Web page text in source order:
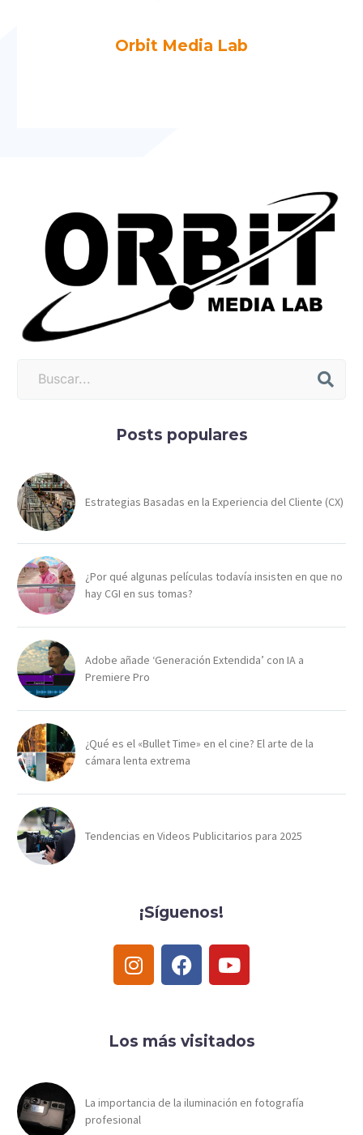
Orbit Media Lab
Posts populares
Estrategias Basadas en la Experiencia del Cliente (CX)
¿Por qué algunas películas todavía insisten en que no
hay CGI en sus tomas?
Adobe añade ‘Generación Extendida’ con IA a
Premiere Pro
¿Qué es el «Bullet Time» en el cine? El arte de la
cámara lenta extrema
Tendencias en Videos Publicitarios para 2025
¡Síguenos!
Los más visitados
La importancia de la iluminación en fotografía
profesional